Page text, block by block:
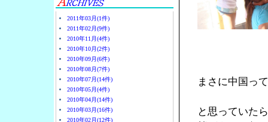
2011年03月(1件)
2011年02月(9件)
2010年11月(4件)
2010年10月(2件)
2010年09月(6件)
2010年08月(7件)
2010年07月(14件)
2010年05月(4件)
2010年04月(14件)
2010年03月(16件)
2010年02月(12件)
まさに中国っ
と思っていた